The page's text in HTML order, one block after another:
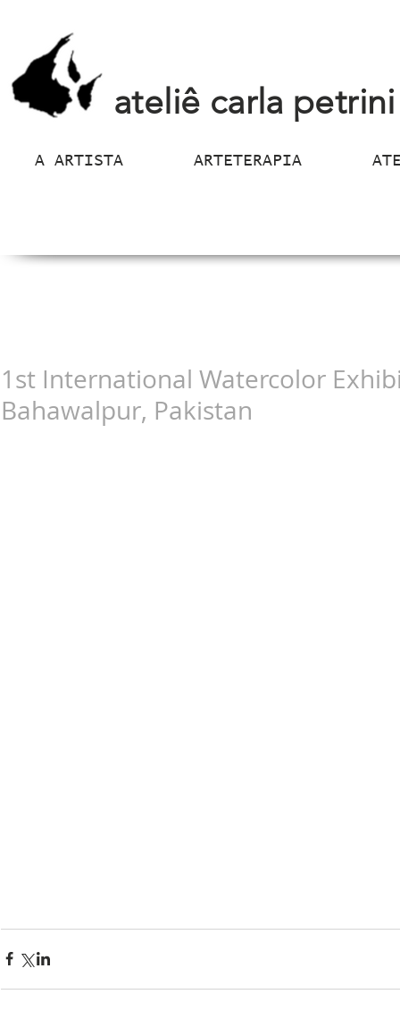
ateliê carla petrini
A ARTISTA ARTETERAPIA
1st International Watercolor
Bahawalpur, Pakistan